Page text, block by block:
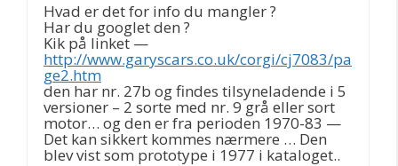
Hvad er det for info du mangler ?
Har du googlet den ?
Kik på linket —
http://www.garyscars.co.uk/corgi/cj7083/pa
ge2.htm
den har nr. 27b og findes tilsyneladende i 5
versioner – 2 sorte med nr. 9 grå eller sort
motor… og den er fra perioden 1970-83 —
Det kan sikkert kommes nærmere … Den
blev vist som prototype i 1977 i kataloget..